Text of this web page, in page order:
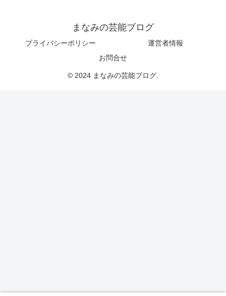
まなみの芸能ブログ
プライバシーポリシー
運営者情報
お問合せ
© 2024 まなみの芸能ブログ.